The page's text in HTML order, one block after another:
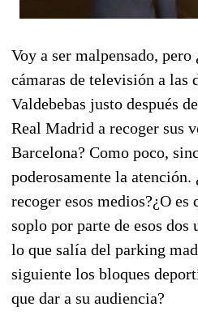
Voy a ser malpensado, pero
cámaras de televisión a las
Valdebebas justo después
Real Madrid a recoger sus
Barcelona? Como poco,
poderosamente la atención.
recoger esos medios?¿O
soplo por parte de esos dos
lo que salía del parking
siguiente los bloques
que dar a su audiencia?